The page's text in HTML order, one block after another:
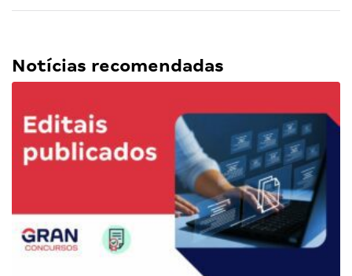
Notícias recomendadas